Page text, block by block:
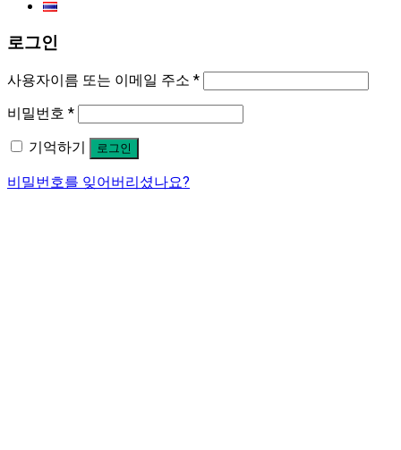
로그인
사용자이름 또는 이메일 주소 *
비밀번호 *
기억하기
로그인
비밀번호를 잊어버리셨나요?